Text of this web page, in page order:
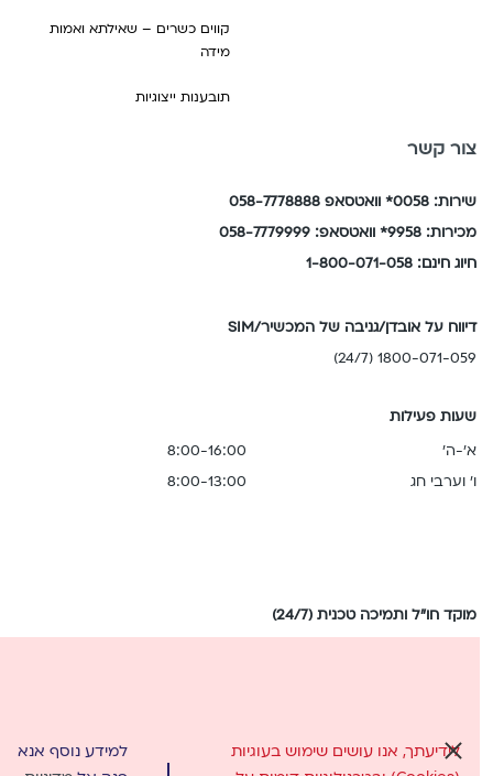
לידיעתך, אנו עושים שימוש בעוגיות
סגור
למידע נוסף אנא
קווים כשרים – שאילתא ואמות
מידה
תובענות ייצוגיות
צור קשר
שירות: 0058* וואטסאפ 058-7778888
מכירות: 9958* וואטסאפ: 058-7779999
חיוג חינם: 1-800-071-058
דיווח על אובדן/גניבה של המכשיר/SIM
1800-071-059 (24/7)
שעות פעילות
א'-ה'
8:00-16:00
ו' וערבי חג
8:00-13:00
מוקד חו"ל ותמיכה טכנית (24/7)